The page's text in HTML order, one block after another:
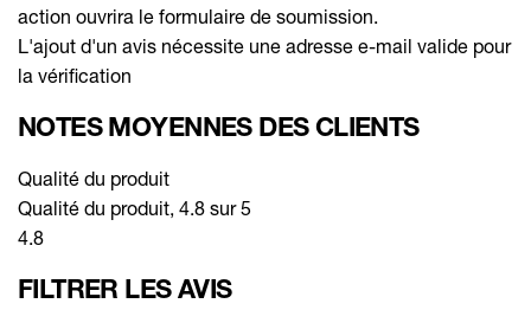
action ouvrira le formulaire de soumission.
L'ajout d'un avis nécessite une adresse e-mail valide pour
la vérification
NOTES MOYENNES DES CLIENTS
Qualité du produit
Qualité du produit, 4.8 sur 5
4.8
FILTRER LES AVIS